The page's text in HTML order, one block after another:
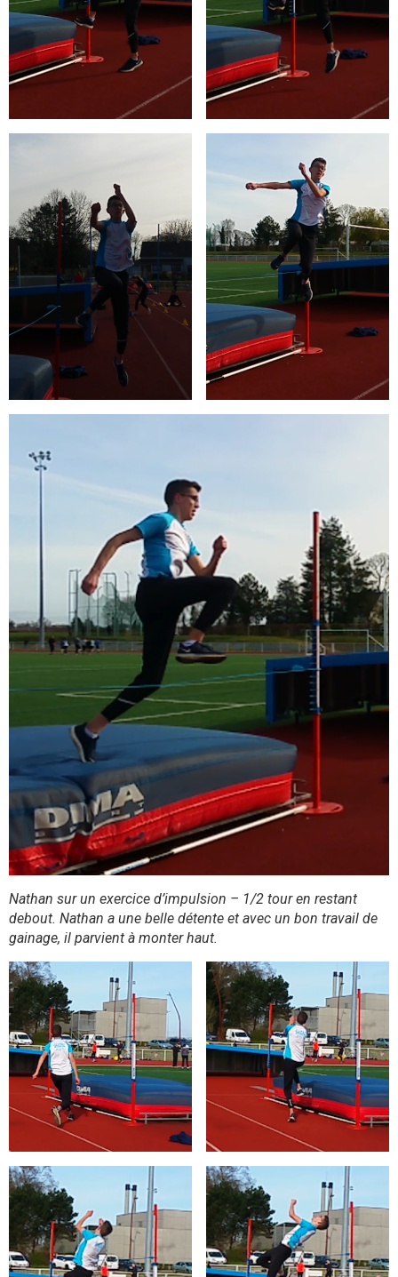
Nathan sur un exercice d’impulsion – 1/2 tour en restant
debout. Nathan a une belle détente et avec un bon travail de
gainage, il parvient à monter haut.